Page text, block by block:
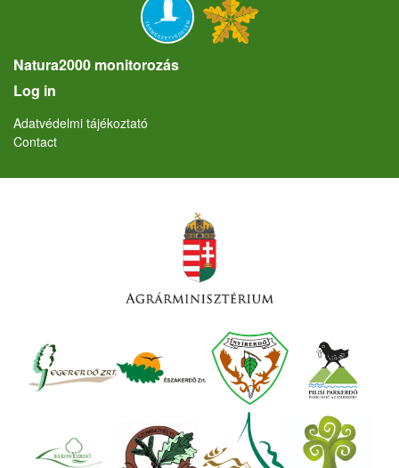
Natura2000 monitorozás
User account menu
Log in
Lábléc
Adatvédelmi tájékoztató
Contact